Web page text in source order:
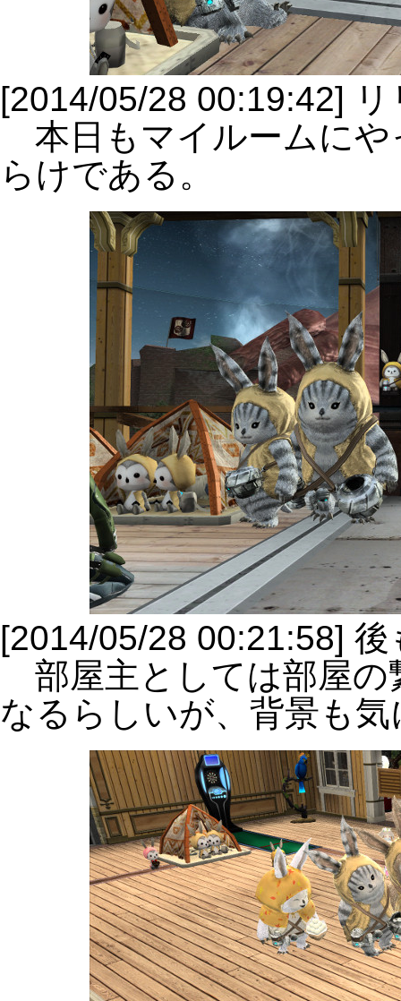
[2014/05/28 00:19:42]
本日もマイルームにや
らけである。
[2014/05/28 00:21:58]
部屋主としては部屋の
なるらしいが、背景も